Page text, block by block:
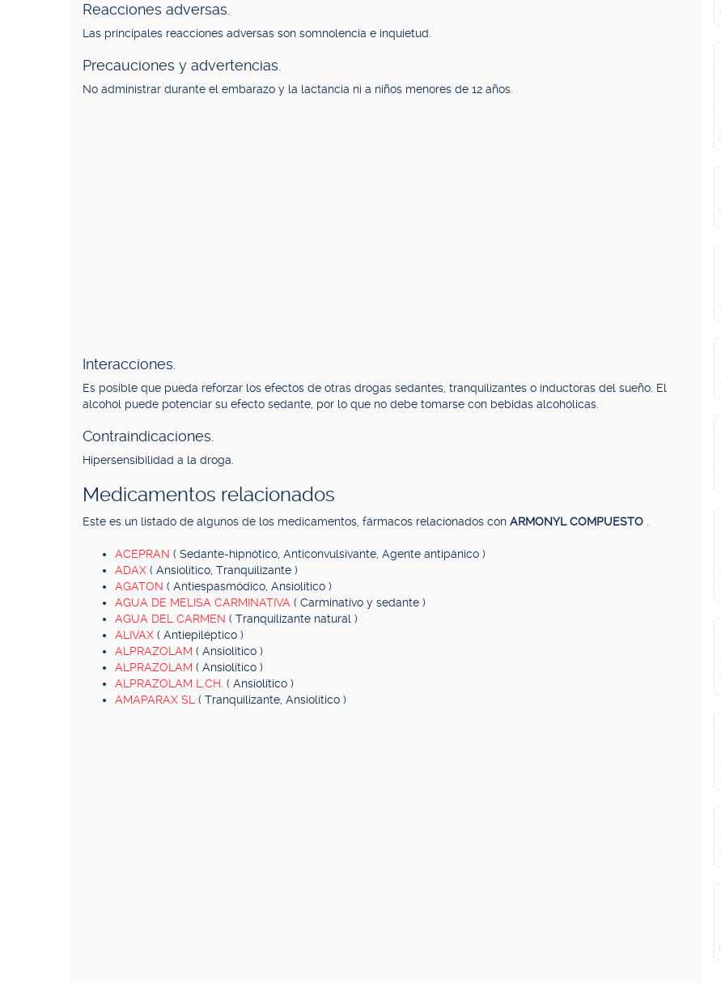
Reacciones adversas.
Las principales reacciones adversas son somnolencia e inquietud.
Precauciones y advertencias.
No administrar durante el embarazo y la lactancia ni a niños menores de 12 años.
Interacciones.
Es posible que pueda reforzar los efectos de otras drogas sedantes, tranquilizantes o inductoras del sueño. El
alcohol puede potenciar su efecto sedante, por lo que no debe tomarse con bebidas alcohólicas.
Contraindicaciones.
Hipersensibilidad a la droga.
Medicamentos relacionados
Este es un listado de algunos de los medicamentos, fármacos relacionados con ARMONYL COMPUESTO
ACEPRAN ( Sedante-hipnótico, Anticonvulsivante, Agente antipánico )
ADAX ( Ansiolítico, Tranquilizante )
AGATON ( Antiespasmódico, Ansiolítico )
AGUA DE MELISA CARMINATIVA ( Carminativo y sedante )
AGUA DEL CARMEN ( Tranquilizante natural )
ALIVAX ( Antiepiléptico )
ALPRAZOLAM ( Ansiolítico )
ALPRAZOLAM ( Ansiolítico )
ALPRAZOLAM L.CH. ( Ansiolítico )
AMAPARAX SL ( Tranquilizante, Ansiolítico )